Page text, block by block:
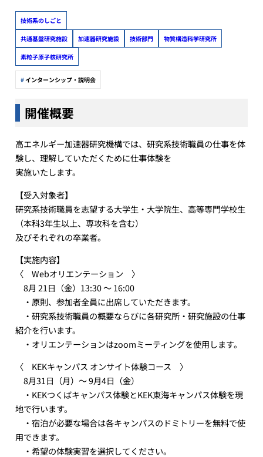
技術系のしごと
共通基盤研究施設 加速器研究施設 技術部門 物質構造科学研究所
素粒子原子核研究所
インターンシップ・説明会
開催概要
高エネルギー加速器研究機構では、研究系技術職員の仕事を体
験し、理解していただくために仕事体験を
実施いたします。
【受入対象者】
研究系技術職員を志望する大学生・大学院生、高等専門学校生
（本科3年生以上、専攻科を含む）
及びそれぞれの卒業者。
【実施内容】
〈 Webオリエンテーション 〉
8月 21日（金）13:30 ～ 16:00
・原則、参加者全員に出席していただきます。
・研究系技術職員の概要ならびに各研究所・研究施設の仕事
紹介を行います。
・オリエンテーションはzoomミーティングを使用します。
〈 KEKキャンパス オンサイト体験コース 〉
8月31日（月）～ 9月4日（金）
・KEKつくばキャンパス体験とKEK東海キャンパス体験を現
地で行います。
・宿泊が必要な場合は各キャンパスのドミトリーを無料で使
用できます。
・希望の体験実習を選択してください。